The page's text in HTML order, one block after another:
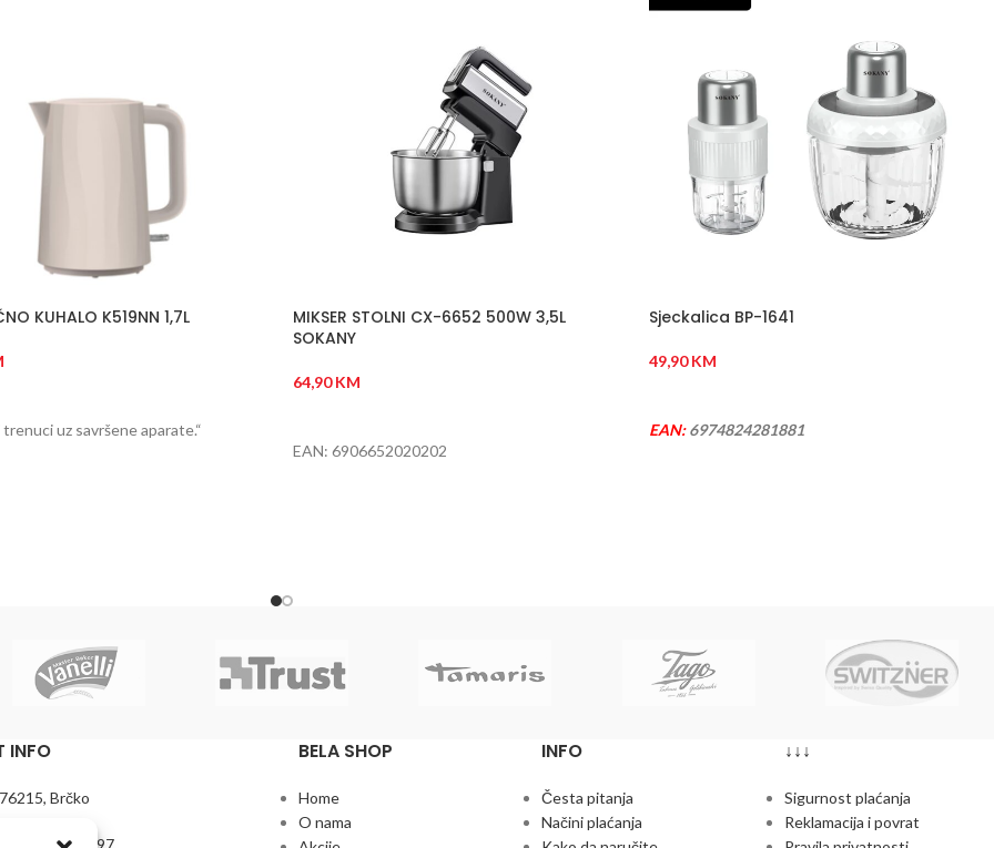
KUHALO K519NN 1,7L
trenuci uz savršene aparate.“
MIKSER STOLNI CX-6652 500W 3,5L
SOKANY
64,90KM
EAN: 6906652020202
Sjeckalica BP-1641
49,90KM
EAN:6974824281881
INFO
Brčko
+387 61 272 597
BELA SHOP
Home
O nama
INFO
Česta pitanja
Načini plaćanja
↓↓↓
Sigurnost plaćanja
Reklamacija i povrat